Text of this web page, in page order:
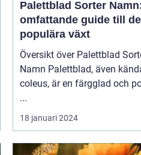
Palettblad Sorter
omfattande guide till
populära växt
Översikt över Palettblad
Namn Palettblad, även kända som
coleus, är en färgglad och
...
18 januari 2024